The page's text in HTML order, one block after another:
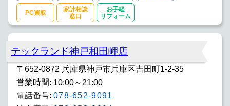
PC買取
家計相談
窓口
お手軽
リフォーム
テックランド神戸和田岬店
〒652-0872 兵庫県神戸市兵庫区吉田町1-2-35
営業時間: 10:00～21:00
電話番号: 078-652-9091